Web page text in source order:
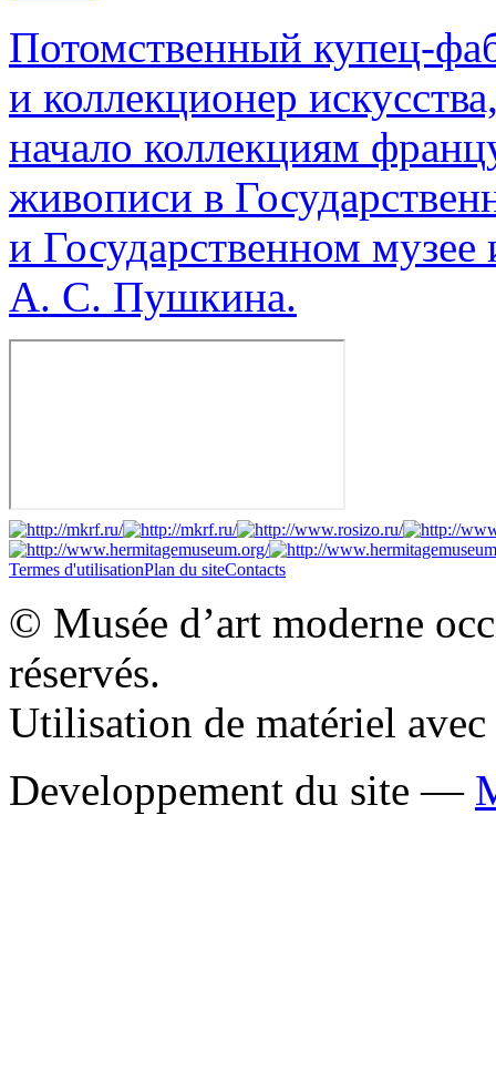
Потомственный купец-
и коллекционер
начало коллекциям
живописи в
и Государственном
А. С. Пушкина.
Termes d'utilisationPlan du siteContacts
© Musée d’art moderne
réservés.
Utilisation de matériel avec
Developpement du site —